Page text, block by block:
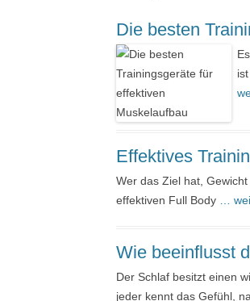
Die besten
Effektives
Wer das Ziel hat,
effektiven Full Body
…
Wie beeinflusst
Der Schlaf besitzt einen
jeder kennt das Gefühl,